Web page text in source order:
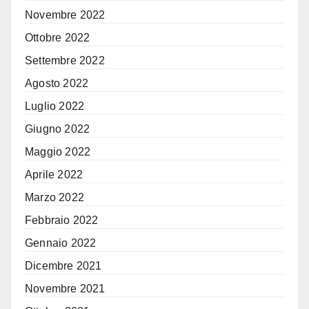
Novembre 2022
Ottobre 2022
Settembre 2022
Agosto 2022
Luglio 2022
Giugno 2022
Maggio 2022
Aprile 2022
Marzo 2022
Febbraio 2022
Gennaio 2022
Dicembre 2021
Novembre 2021